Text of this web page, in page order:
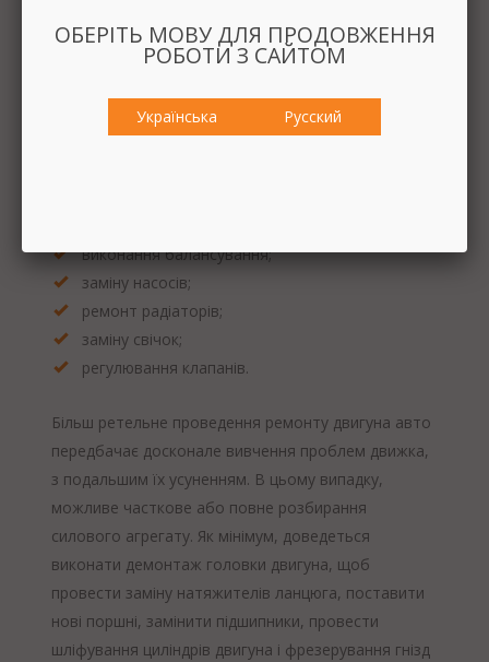
ремонту двигуна автомобіля
Фахівці СТО AFS Service завжди готові виконати
профілактичний ремонт ДВЗ, що передбачає:
виконання балансування;
заміну насосів;
ремонт радіаторів;
заміну свічок;
регулювання клапанів.
Більш ретельне проведення ремонту двигуна авто
передбачає досконале вивчення проблем движка,
з подальшим їх усуненням. В цьому випадку,
можливе часткове або повне розбирання
силового агрегату. Як мінімум, доведеться
виконати демонтаж головки двигуна, щоб
провести заміну натяжителів ланцюга, поставити
нові поршні, замінити підшипники, провести
шліфування циліндрів двигуна і фрезерування гнізд
ОБЕРІТЬ МОВУ ДЛЯ ПРОДОВЖЕННЯ
РОБОТИ З САЙТОМ
Українська Русский